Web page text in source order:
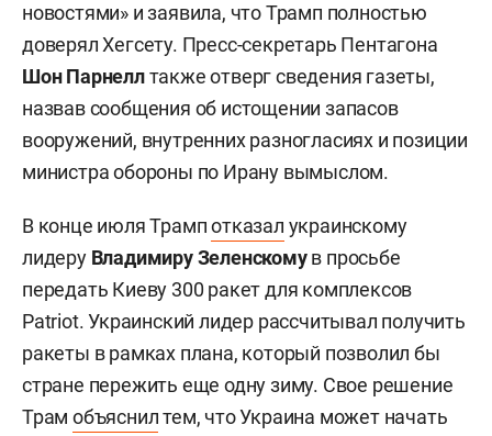
новостями» и заявила, что Трамп полностью
доверял Хегсету. Пресс-секретарь Пентагона
Шон Парнеллтакже отверг сведения газеты,
назвав сообщения об истощении запасов
вооружений, внутренних разногласиях и позиции
министра обороны по Ирану вымыслом.
В конце июля Трампотказал украинскому
лидеру Владимиру Зеленскомув просьбе
передать Киеву 300 ракет для комплексов
Patriot. Украинский лидер рассчитывал получить
ракеты в рамках плана, который позволил бы
стране пережить еще одну зиму. Свое решение
Трам объяснилтем, что Украина может начать